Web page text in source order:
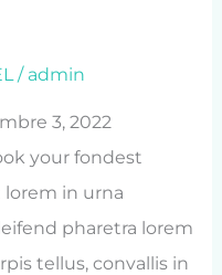
/ admin
3, 2022
your fondest
lorem in urna
pharetra lorem
tellus, convallis in